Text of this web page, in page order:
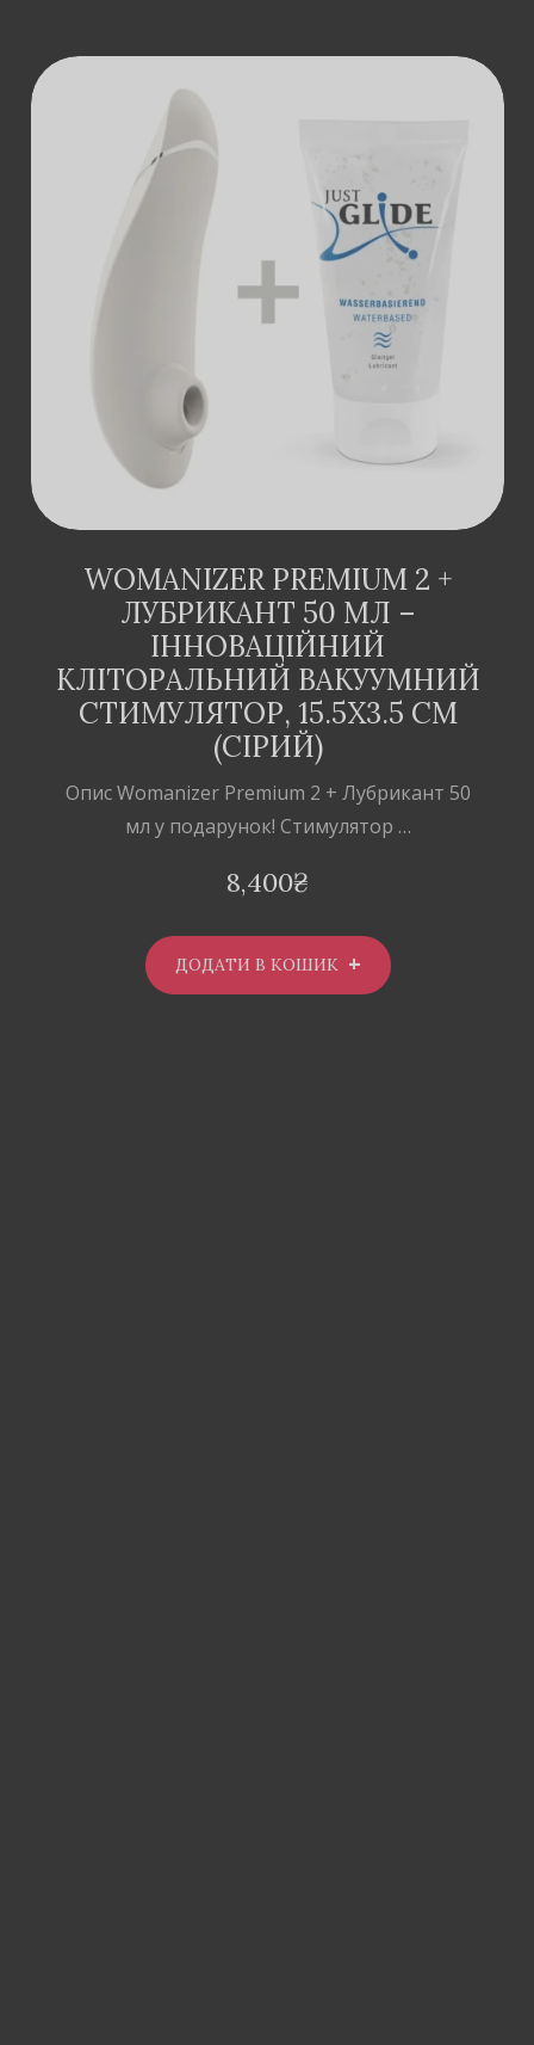
ДОДАТИ В
WOMANIZER PREMIUM 2 +
ЛУБРИКАНТ 50 МЛ –
ІННОВАЦІЙНИЙ
КЛІТОРАЛЬНИЙ ВАКУУМНИЙ
СТИМУЛЯТОР, 15.5Х3.5 СМ
(СІРИЙ)
Опис Womanizer Premium 2 + Лубрикант 50
мл у подарунок! Стимулятор …
8,400₴
ДОДАТИ В КОШИК